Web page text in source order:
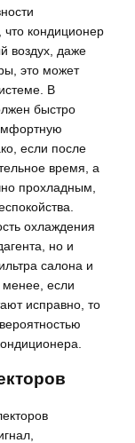
кондиционер
воздух, даже
это может
В
быстро
если после
время, а
прохладным,
охлаждения
но и
салона и
менее, если
исправно, то